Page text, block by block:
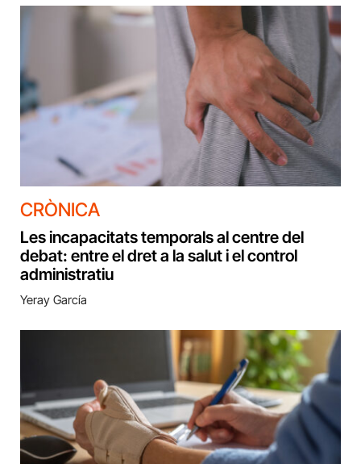
CRÒNICA
Les incapacitats temporals al centre del
debat: entre el dret a la salut i el control
administratiu
Yeray García